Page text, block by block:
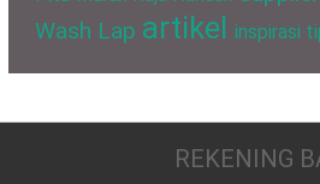
Wash Lap artikel inspirasi
REKENING